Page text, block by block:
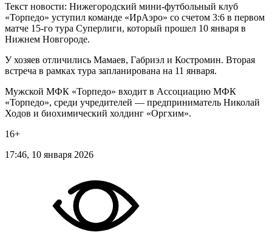
Текст новости: Нижегородский мини-футбольный клуб
«Торпедо» уступил команде «ИрАэро» со счетом 3:6 в первом
матче 15-го тура Суперлиги, который прошел 10 января в
Нижнем Новгороде.
У хозяев отличились Мамаев, Габриэл и Костромин. Вторая
встреча в рамках тура запланирована на 11 января.
Мужской МФК «Торпедо» входит в Ассоциацию МФК
«Торпедо», среди учредителей — предприниматель Николай
Ходов и биохимический холдинг «Оргхим».
16+
17:46, 10 января 2026